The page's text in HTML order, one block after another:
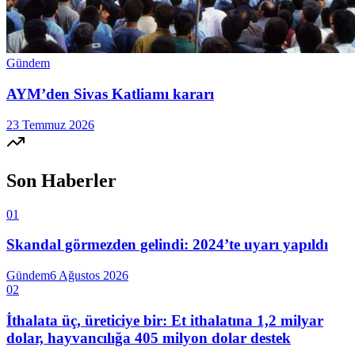
Gündem
AYM’den Sivas Katliamı kararı
23 Temmuz 2026
Son Haberler
01
Skandal görmezden gelindi: 2024’te uyarı yapıldı
Gündem6 Ağustos 2026
02
İthalata üç, üreticiye bir: Et ithalatına 1,2 milyar
dolar, hayvancılığa 405 milyon dolar destek